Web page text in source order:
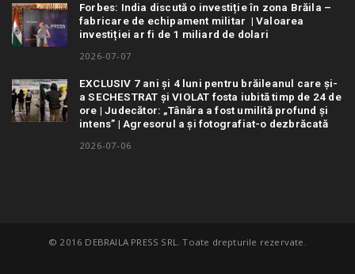
Forbes: India discută o investiție în zona Brăila –
fabricare de echipament militar | Valoarea
investiției ar fi de 1 miliard de dolari
2026-07-07
EXCLUSIV 7 ani și 4 luni pentru brăileanul care și-
a SECHESTRAT și VIOLAT fosta iubită timp de 24 de
ore | Judecător: „Tânăra a fost umilită profund și
intens” | Agresorul a și fotografiat-o dezbrăcată
2026-07-06
© 2016 DEBRAILA PRESS SRL. Toate drepturile rezervate.